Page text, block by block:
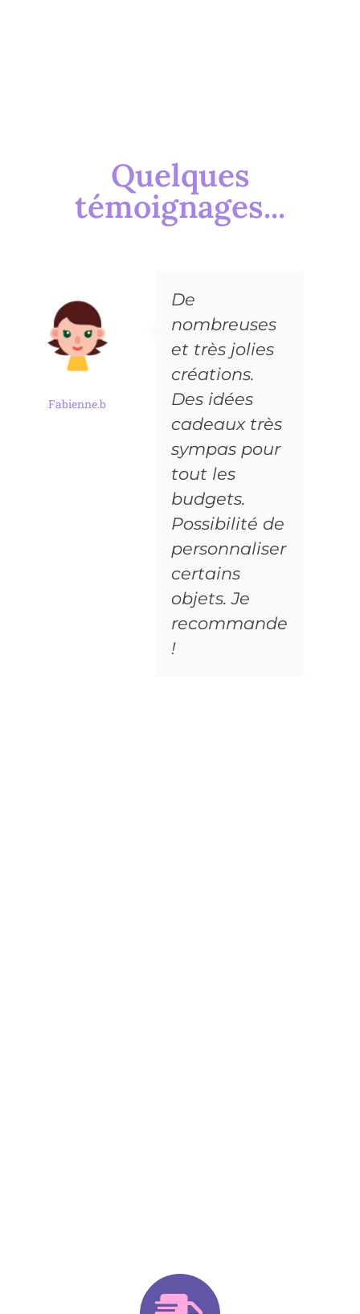
Quelques
témoignages...
De
nombreuses
et très jolies
créations.
Des idées
cadeaux très
sympas pour
tout les
budgets.
Possibilité de
personnaliser
certains
objets. Je
recommande
!
Fabienne.b